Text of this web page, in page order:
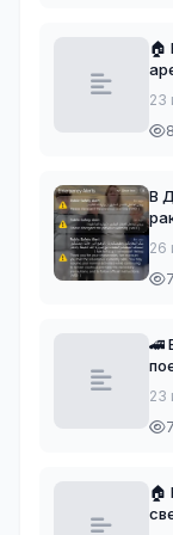
🏠
23
В
26
🚄
23
🏠